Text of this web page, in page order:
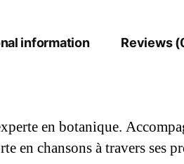
information Reviews
en botanique.
en chansons à travers ses